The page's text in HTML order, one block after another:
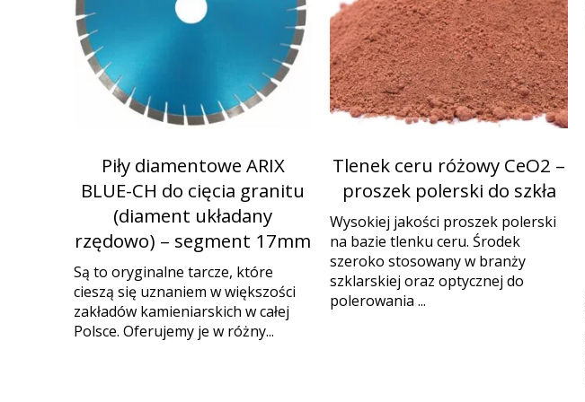
Piły diamentowe ARIX
BLUE-CH do cięcia granitu
(diament układany
rzędowo) – segment 17mm
Są to oryginalne tarcze, które
cieszą się uznaniem w większości
zakładów kamieniarskich w całej
Polsce. Oferujemy je w różny...
Tlenek ceru różowy CeO2 –
proszek polerski do szkła
Wysokiej jakości proszek polerski
na bazie tlenku ceru. Środek
szeroko stosowany w branży
szklarskiej oraz optycznej do
polerowania ...